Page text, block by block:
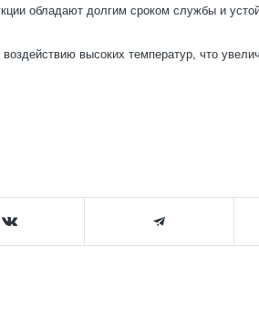
обладают долгим сроком службы и
высоких температур, что